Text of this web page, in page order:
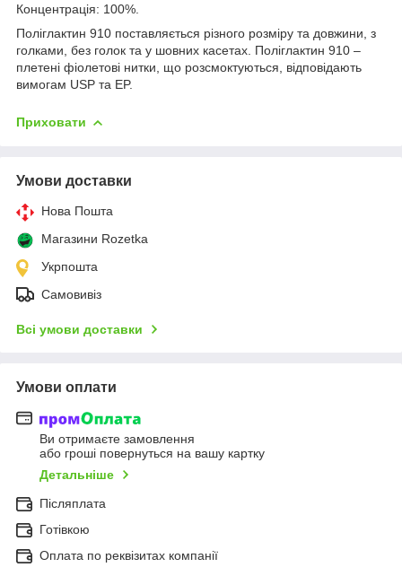
Концентрація: 100%.
Поліглактин 910 поставляється різного розміру та довжини, з
голками, без голок та у шовних касетах. Поліглактин 910 –
плетені фіолетові нитки, що розсмоктуються, відповідають
вимогам USP та EP.
Приховати
Умови доставки
Нова Пошта
Магазини Rozetka
Укрпошта
Самовивіз
Всі умови доставки
Умови оплати
Ви отримаєте замовлення
або гроші повернуться на вашу картку
Детальніше
Післяплата
Готівкою
Оплата по реквізитах компанії